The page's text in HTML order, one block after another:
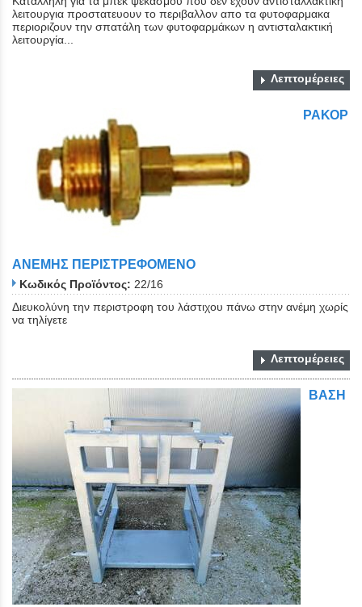
Close
λειτουργια προστατευουν το περιβαλλον απο τα φυτοφαρμακα
περιοριζουν την σπατάλη των φυτοφαρμάκων η αντισταλακτική
λειτουργία...
Λεπτομέρειες
ΡΑΚΟΡ
ΑΝΕΜΗΣ ΠΕΡΙΣΤΡΕΦΟΜΕΝΟ
Κωδικός Προϊόντος: 22/16
Διευκολύνη την περιστροφη του λάστιχου πάνω στην ανέμη χωρίς
να τηλίγετε
Λεπτομέρειες
ΒΑΣΗ